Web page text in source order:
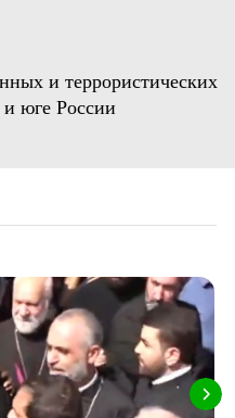
и террористических
юге России